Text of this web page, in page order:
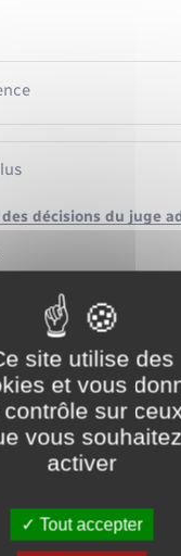
décisions du juge
légale et
parbaseo.io
aussi
site utilise des
et vous
contrôle sur
vous souhaitez
activer
Tout accepter